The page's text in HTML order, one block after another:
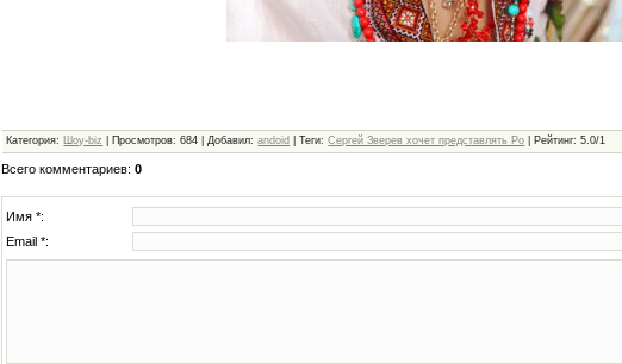
Категория: Шоу-biz Просмотров: 684 |Добавил:andoid |Теги:Сергей Зверев хочет представлять Ро Рейтинг:5.0/1
Всего комментариев:0
Имя *:
Email *: